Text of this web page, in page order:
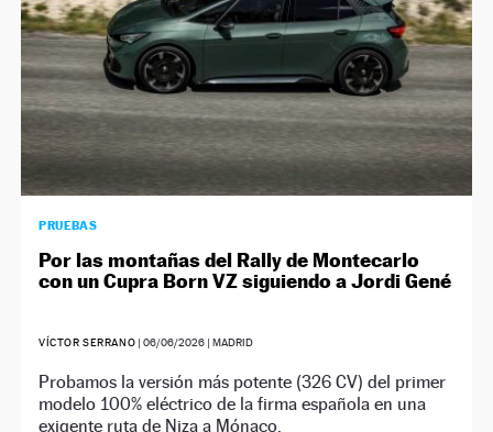
PRUEBAS
Por las montañas del Rally de Montecarlo
con un Cupra Born VZ siguiendo a Jordi Gené
VÍCTOR SERRANO |06/06/2026 | MADRID
Probamos la versión más potente (326 CV) del primer
modelo 100% eléctrico de la firma española en una
exigente ruta de Niza a Mónaco.